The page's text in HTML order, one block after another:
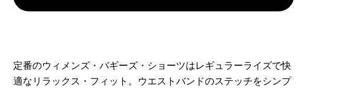
定番のウィメンズ・バギーズ・ショーツはレギュラーライズで快
適なリラックス・フィット。ウエストバンドのステッチをシンプ